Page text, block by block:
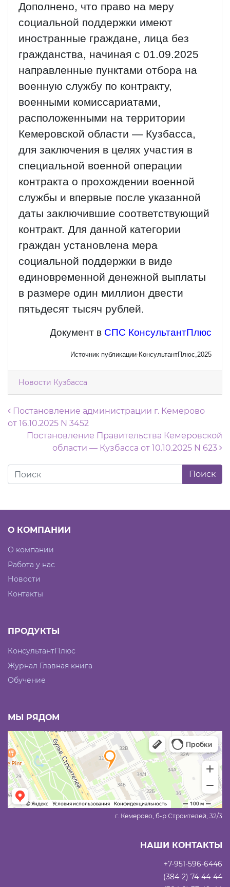
Дополнено, что право на меру
социальной поддержки имеют
иностранные граждане, лица без
гражданства, начиная с 01.09.2025
направленные пунктами отбора на
военную службу по контракту,
военными комиссариатами,
расположенными на территории
Кемеровской области — Кузбасса,
для заключения в целях участия в
специальной военной операции
контракта о прохождении военной
службы и впервые после указанной
даты заключившие соответствующий
контракт. Для данной категории
граждан установлена мера
социальной поддержки в виде
единовременной денежной выплаты
в размере один миллион двести
пятьдесят тысяч рублей.
Документ в СПС КонсультантПлюс
Источник публикации-КонсультантПлюс,2025
Новости Кузбасса
Навигация по записям
Постановление администрации г. Кемерово
от 16.10.2025 N 3452
Постановление Правительства Кемеровской
области — Кузбасса от 10.10.2025 N 623
О КОМПАНИИ
О компании
Работа у нас
Новости
Контакты
ПРОДУКТЫ
КонсультантПлюс
Журнал Главная книга
Обучение
МЫ РЯДОМ
г. Кемерово, б-р Строителей, 32/3
НАШИ КОНТАКТЫ
+7-951-596-6446
(384-2) 74-44-44